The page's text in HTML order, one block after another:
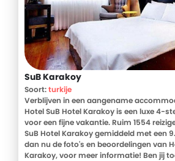
SuB Karakoy
Soort:turkije
Verblijven in een aangename
Hotel SuB Hotel Karakoy is een luxe 4-
voor een fijne vakantie. Ruim 1554
SuB Hotel Karakoy gemiddeld met een
dan nu de foto's en beoordelingen van
Karakoy, voor meer informatie! Ben jij